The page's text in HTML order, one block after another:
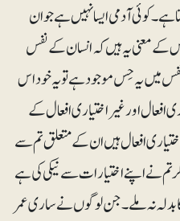
کوئی آدمی ایسا نہیں ہے جو ان
کے معنی یہ ہیں کہ انسان کے نفس
یہ حِس موجود ہے تو یہ خود اس
افعال اور غیراختیاری افعال کے
افعال ہیں ان کے متعلق تم سے
تم نے اپنے اختیارات سے نیکی کی ہے
بدلہ نہ ملے۔ جن لوگوں نے ساری عمر